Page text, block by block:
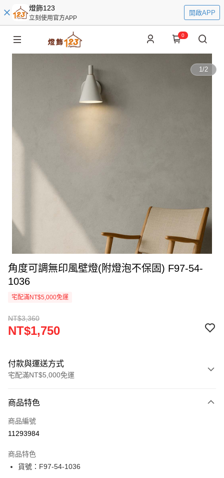
燈飾123
立刻使用官方APP
開啟APP
0
1/2
角度可調無印風壁燈(附燈泡不保固) F97-54-
1036
宅配滿NT$5,000免運
NT$3,360
NT$1,750
付款與運送方式
宅配滿NT$5,000免運
信用卡一次付款
LINE Pay
街口支付
商品特色
商品編號
11293984
商品特色
貨號：F97-54-1036